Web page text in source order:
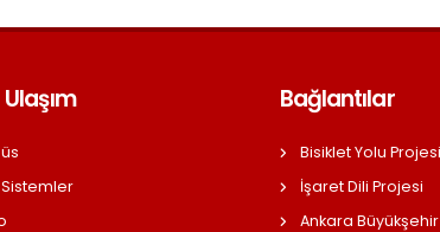
Sistemler
Bağlantılar
Bisiklet Yolu Projesi
İşaret Dili Projesi
Ankara